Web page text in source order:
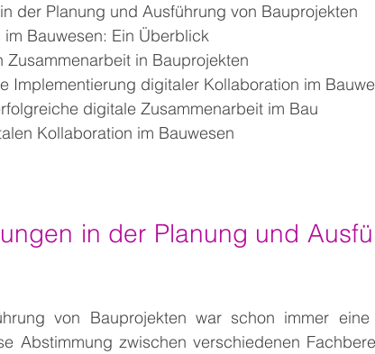
der Planung und Ausführung von Bauprojekten
Bauwesen: Ein Überblick
Zusammenarbeit in Bauprojekten
Implementierung digitaler Kollaboration im
digitale Zusammenarbeit im Bau
Kollaboration im Bauwesen
in der Planung und
von Bauprojekten war schon immer eine
Abstimmung zwischen verschiedenen